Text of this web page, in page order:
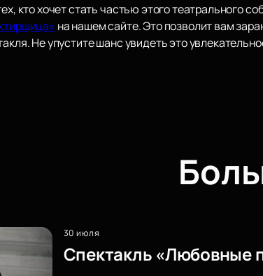
кто хочет стать частью этого театрального
на нашем сайте. Это позволит вам
Не упустите шанс увидеть это
30 июля
Спектакль «Любовные